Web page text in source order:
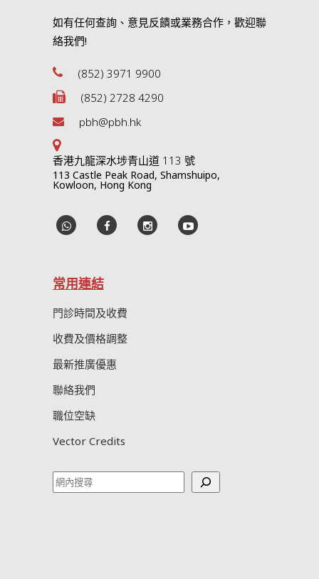
如有任何查詢、意見反饋或業務合作，歡迎聯
絡我們!
(852) 3971 9900
(852) 2728 4290
pbh@pbh.hk
香港九龍深水埗青山道 113 號
113 Castle Peak Road, Shamshuipo,
Kowloon, Hong Kong
常用連結
門診時間及收費
收費及價格調整
最新推廣優惠
聯絡我們
職位空缺
Vector Credits
Search